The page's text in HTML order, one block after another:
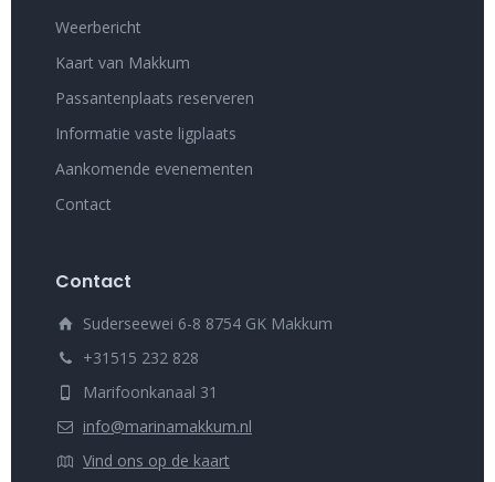
Weerbericht
Kaart van Makkum
Passantenplaats reserveren
Informatie vaste ligplaats
Aankomende evenementen
Contact
Contact
Suderseewei 6-8 8754 GK Makkum
+31515 232 828
Marifoonkanaal 31
info@marinamakkum.nl
Vind ons op de kaart